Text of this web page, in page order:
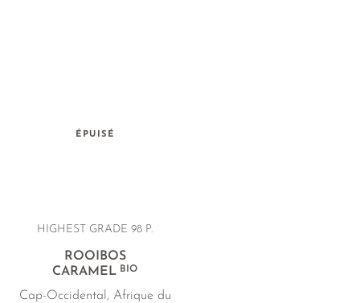
ÉPUISÉ
HIGHEST GRADE 98 P.
ROOIBOS
CARAMEL BIO
Cap-Occidental, Afrique du